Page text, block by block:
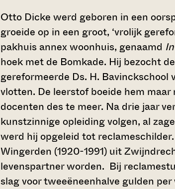
Otto Dicke werd geboren in een
groeide op in een groot, ‘vrolijk
pakhuis annex woonhuis, genaamd In
hoek met de Bomkade. Hij bezocht
gereformeerde Ds. H.
vlotten. De leerstof boeide hem
docenten des te meer. Na drie jaar
kunstzinnige opleiding volgen, al
werd hij opgeleid tot
Wingerden (1920-1991) uit
levenspartner worden. Bij
slag voor tweeëneenhalve gulden